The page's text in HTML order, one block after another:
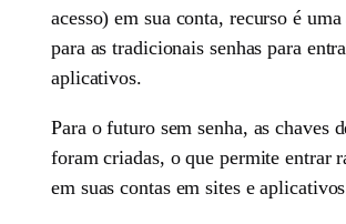
acesso) em sua conta, recurso é
para as tradicionais senhas para
aplicativos.
Para o futuro sem senha, as chaves
foram criadas, o que permite entrar
em suas contas em sites e